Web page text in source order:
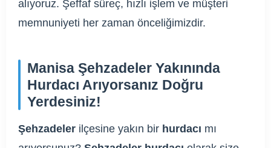
alıyoruz. Şeffaf süreç, hızlı işlem ve müşteri
memnuniyeti her zaman önceliğimizdir.
Manisa Şehzadeler Yakınında
Hurdacı Arıyorsanız Doğru
Yerdesiniz!
Şehzadeler ilçesine yakın bir hurdacı mı